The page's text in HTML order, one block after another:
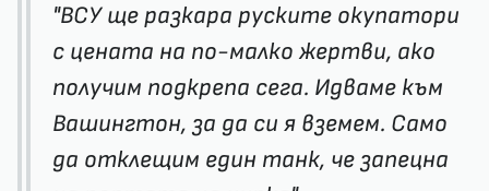
"ВСУ ще разкара руските окупатори
с цената на по-малко жертви, ако
получим подкрепа сега. Идваме към
Вашингтон, за да си я вземем. Само
да отклещим един танк, че запецна